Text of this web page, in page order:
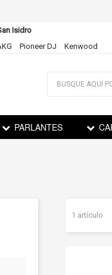
Isidro
Pioneer DJ Kenwood
PARLANTES
1 artículo